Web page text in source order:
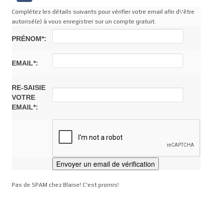
Complétez les détails suivants pour vérifier votre email afin d\'être
autorisé(e) à vous enregistrer sur un compte gratuit.
PRÉNOM*:
EMAIL*:
RE-SAISIE
VOTRE
EMAIL*:
Pas de SPAM chez Blaise! C'est promis!